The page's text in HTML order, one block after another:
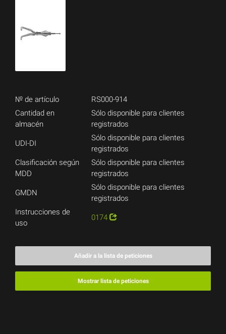
№ de artículo
RS000-914
Cantidad en
almacén
Sólo disponible para clientes
registrados
UDI-DI
Sólo disponible para clientes
registrados
Clasificación según
MDD
Sólo disponible para clientes
registrados
GMDN
Sólo disponible para clientes
registrados
Instrucciones de
uso
0174
Añadir a la lista de peticiones
Mostrar lista de peticiones